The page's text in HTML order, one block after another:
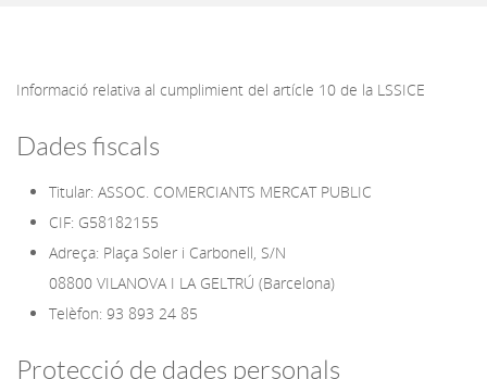
Informació relativa al cumplimient del artícle 10 de la LSSICE
Dades fiscals
Titular: ASSOC. COMERCIANTS MERCAT PUBLIC
CIF: G58182155
Adreça: Plaça Soler i Carbonell, S/N
08800 VILANOVA I LA GELTRÚ (Barcelona)
Telèfon: 93 893 24 85
Protecció de dades personals